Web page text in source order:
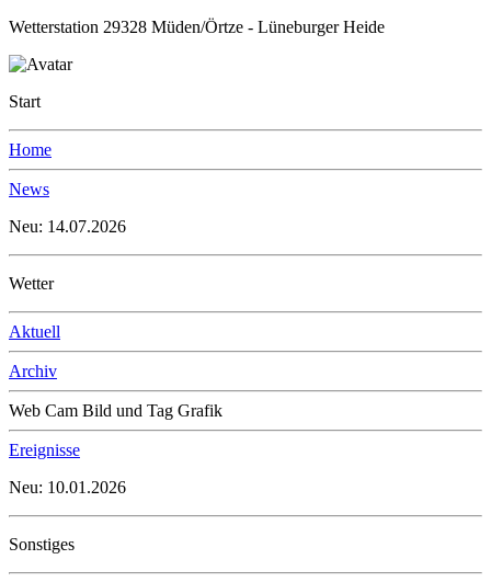
Wetterstation 29328 Müden/Örtze - Lüneburger Heide
Start
Home
News
Neu: 14.07.2026
Wetter
Aktuell
Archiv
Web Cam Bild und Tag Grafik
Ereignisse
Neu: 10.01.2026
Sonstiges